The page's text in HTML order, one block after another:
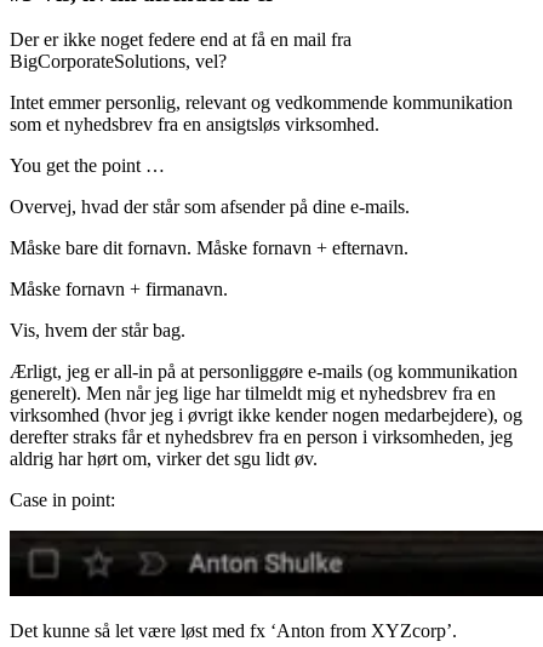
Der er ikke noget federe end at få en mail fra
BigCorporateSolutions, vel?
Intet emmer personlig, relevant og vedkommende kommunikation
som et nyhedsbrev fra en ansigtsløs virksomhed.
You get the point …
Overvej, hvad der står som afsender på dine e-mails.
Måske bare dit fornavn. Måske fornavn + efternavn.
Måske fornavn + firmanavn.
Vis, hvem der står bag.
Ærligt, jeg er all-in på at personliggøre e-mails (og kommunikation
generelt). Men når jeg lige har tilmeldt mig et nyhedsbrev fra en
virksomhed (hvor jeg i øvrigt ikke kender nogen medarbejdere), og
derefter straks får et nyhedsbrev fra en person i virksomheden, jeg
aldrig har hørt om, virker det sgu lidt øv.
Case in point:
Det kunne så let være løst med fx ‘Anton from XYZcorp’.